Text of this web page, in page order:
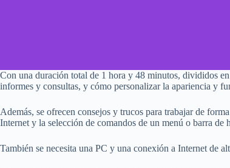
Con una duración total de 1 hora y 48 minutos, divididos
informes y consultas, y cómo personalizar la apariencia y
Además, se ofrecen consejos y trucos para trabajar de
Internet y la selección de comandos de un menú o barra de
También se necesita una PC y una conexión a Internet de